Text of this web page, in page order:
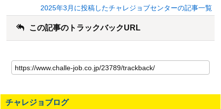
2025年3月に投稿したチャレジョブセンターの記事一覧
この記事のトラックバックURL
の
記
の
ト
チャレジョブログ